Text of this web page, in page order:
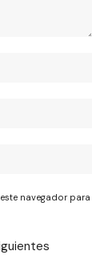
navegador para